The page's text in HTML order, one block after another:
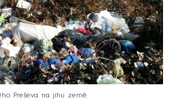
Preševa na jihu země.